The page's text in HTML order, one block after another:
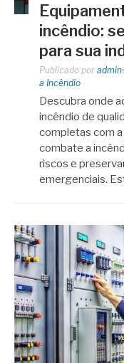
incêndio:
para sua
Publicado por admin
a Incêndio
Descubra onde
incêndio de
completas com
combate a
riscos e
emergenciais.